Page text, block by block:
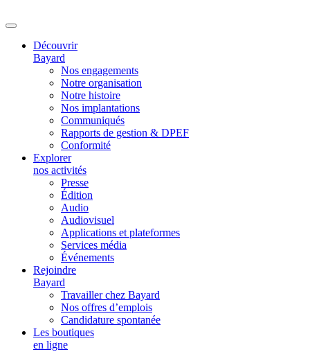
Découvrir
Bayard
Nos engagements
Notre organisation
Notre histoire
Nos implantations
Communiqués
Rapports de gestion & DPEF
Conformité
Explorer
nos activités
Presse
Édition
Audio
Audiovisuel
Applications et plateformes
Services média
Événements
Rejoindre
Bayard
Travailler chez Bayard
Nos offres d’emplois
Candidature spontanée
Les boutiques
en ligne